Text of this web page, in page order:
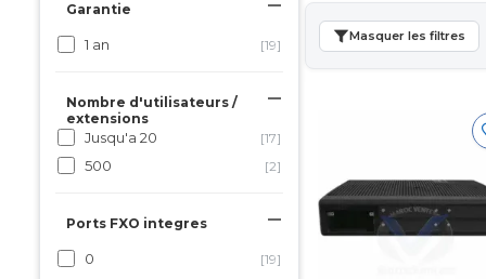
Garantie
1 an [19]
Nombre d'utilisateurs /
extensions
Jusqu'a 20 [17]
500 [2]
Ports FXO integres
0 [19]
Masquer les filtres